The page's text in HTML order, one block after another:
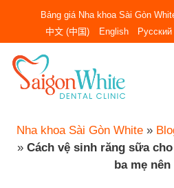
nội
dung
Bảng giá Nha khoa Sài Gòn
中文 (中国)
English Русский
Nha khoa Sài Gòn White »
» Cách vệ sinh răng sữa
ba mẹ